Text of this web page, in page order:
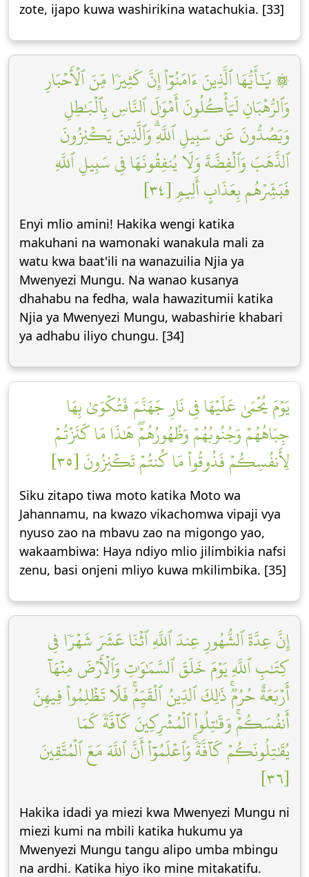
zote, ijapo kuwa washirikina watachukia. [33]
۞ يَٰٓأَيُّهَا ٱلَّذِينَ ءَامَنُوٓاْ إِنَّ كَثِيرٗا مِّنَ ٱلۡأَحۡبَارِ
وَٱلرُّهۡبَانِ لَيَأۡكُلُونَ أَمۡوَٰلَ ٱلنَّاسِ بِٱلۡبَٰطِلِ
وَيَصُدُّونَ عَن سَبِيلِ ٱللَّهِۗ وَٱلَّذِينَ يَكۡنِزُونَ
ٱلذَّهَبَ وَٱلۡفِضَّةَ وَلَا يُنفِقُونَهَا فِي سَبِيلِ ٱللَّهِ
فَبَشِّرۡهُم بِعَذَابٍ أَلِيمٖ [٣٤]
Enyi mlio amini! Hakika wengi katika
makuhani na wamonaki wanakula mali za
watu kwa baat'ili na wanazuilia Njia ya
Mwenyezi Mungu. Na wanao kusanya
dhahabu na fedha, wala hawazitumii katika
Njia ya Mwenyezi Mungu, wabashirie khabari
ya adhabu iliyo chungu. [34]
يَوۡمَ يُحۡمَىٰ عَلَيۡهَا فِي نَارِ جَهَنَّمَ فَتُكۡوَىٰ بِهَا
جِبَاهُهُمۡ وَجُنُوبُهُمۡ وَظُهُورُهُمۡۖ هَٰذَا مَا كَنَزۡتُمۡ
لِأَنفُسِكُمۡ فَذُوقُواْ مَا كُنتُمۡ تَكۡنِزُونَ [٣٥]
Siku zitapo tiwa moto katika Moto wa
Jahannamu, na kwazo vikachomwa vipaji vya
nyuso zao na mbavu zao na migongo yao,
wakaambiwa: Haya ndiyo mlio jilimbikia nafsi
zenu, basi onjeni mliyo kuwa mkilimbika. [35]
إِنَّ عِدَّةَ ٱلشُّهُورِ عِندَ ٱللَّهِ ٱثۡنَا عَشَرَ شَهۡرٗا فِي
كِتَٰبِ ٱللَّهِ يَوۡمَ خَلَقَ ٱلسَّمَٰوَٰتِ وَٱلۡأَرۡضَ مِنۡهَآ
أَرۡبَعَةٌ حُرُمٞۚ ذَٰلِكَ ٱلدِّينُ ٱلۡقَيِّمُۚ فَلَا تَظۡلِمُواْ فِيهِنَّ
أَنفُسَكُمۡۚ وَقَٰتِلُواْ ٱلۡمُشۡرِكِينَ كَآفَّةٗ كَمَا
يُقَٰتِلُونَكُمۡ كَآفَّةٗۚ وَٱعۡلَمُوٓاْ أَنَّ ٱللَّهَ مَعَ ٱلۡمُتَّقِينَ
[٣٦]
Hakika idadi ya miezi kwa Mwenyezi Mungu ni
miezi kumi na mbili katika hukumu ya
Mwenyezi Mungu tangu alipo umba mbingu
na ardhi. Katika hiyo iko mine mitakatifu.